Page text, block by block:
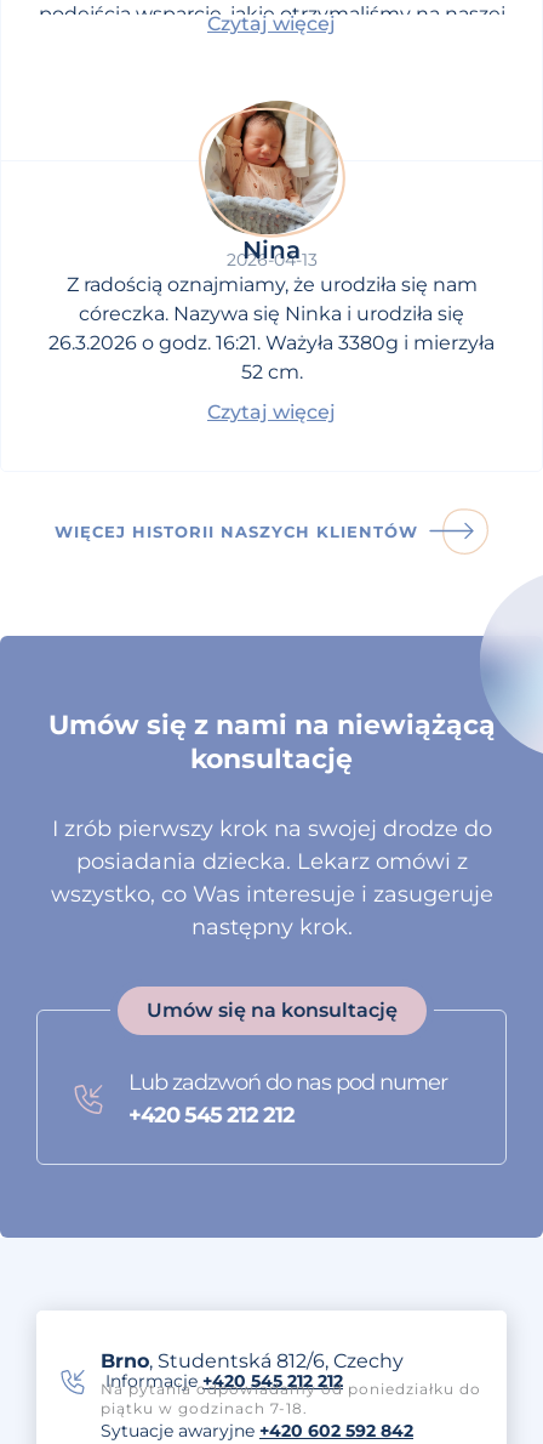
podejścia wsparcie, jakie otrzymaliśmy na naszej
drodze do upragnionego dziecka.
Czytaj więcej
Nina
2026-04-13
Z radością oznajmiamy, że urodziła się nam
córeczka. Nazywa się Ninka i urodziła się
26.3.2026 o godz. 16:21. Ważyła 3380g i mierzyła
52 cm.
Czytaj więcej
WIĘCEJ HISTORII NASZYCH KLIENTÓW
Umów się z nami na niewiążącą
konsultację
I zrób pierwszy krok na swojej drodze do
posiadania dziecka. Lekarz omówi z
wszystko, co Was interesuje i zasugeruje
następny krok.
Umów się na konsultację
Lub zadzwoń do nas pod numer
+420 545 212 212
Brno, Studentská 812/6, Czechy
Informacje+420 545 212 212
Na pytania odpowiadamy od poniedziałku do
piątku w godzinach 7-18.
Sytuacje awaryjne +420 602 592 842